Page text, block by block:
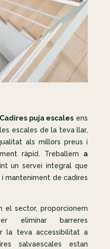
Cadires puja escales ens
escales de la teva llar,
als millors preus i
ràpid. Treballem a
un servei integral que
i manteniment de cadires
el sector, proporcionem
eliminar barreres
la teva accessibilitat a
salvaescales estan